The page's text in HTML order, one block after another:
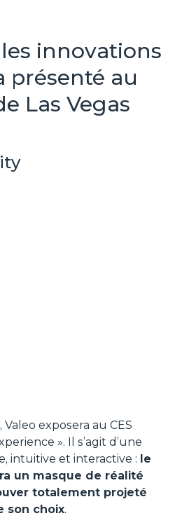
innovations
présenté au
Las Vegas
exposera au CES
». Il s’agit d’une
intuitive et interactive : le
un masque de réalité
totalement projeté
son choix.